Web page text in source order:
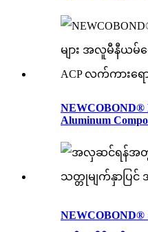
NEWCOBOND®
Aluminum